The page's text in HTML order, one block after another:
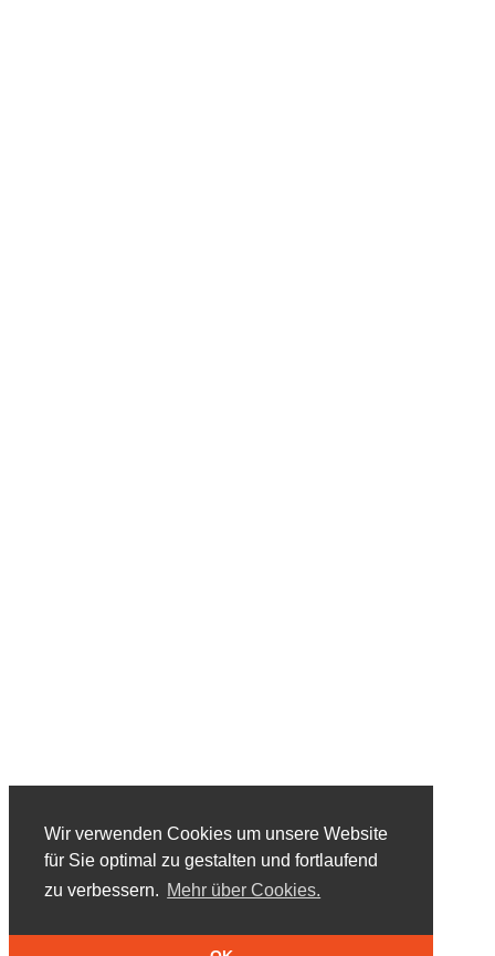
Wir verwenden Cookies um unsere Website
für Sie optimal zu gestalten und fortlaufend
zu verbessern. Mehr über Cookies.